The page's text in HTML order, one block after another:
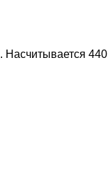
. Насчитывается